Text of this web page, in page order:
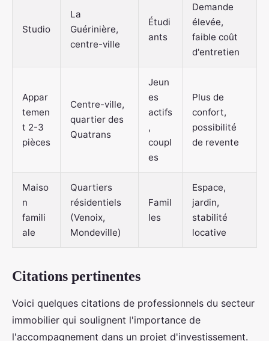
Studio
La
Guérinière,
centre-ville
Étudi
ants
Demande
élevée,
faible coût
d'entretien
Appar
temen
t 2-3
pièces
Centre-ville,
quartier des
Quatrans
Jeun
es
actifs
,
coupl
es
Plus de
confort,
possibilité
de revente
Maiso
n
famili
ale
Quartiers
résidentiels
(Venoix,
Mondeville)
Famil
les
Espace,
jardin,
stabilité
locative
Citations pertinentes
Voici quelques citations de professionnels du secteur
immobilier qui soulignent l'importance de
l'accompagnement dans un projet d'investissement.